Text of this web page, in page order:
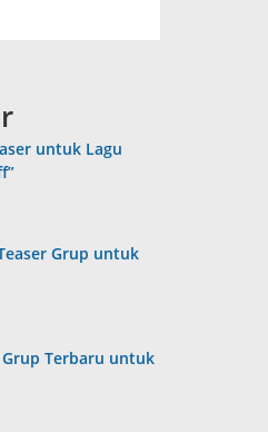
untuk Lagu
Grup untuk
Grup Terbaru untuk